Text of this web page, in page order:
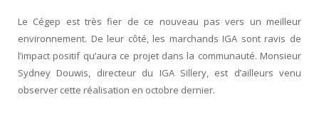
Le Cégep est très fier de ce nouveau pas vers un meilleur
environnement. De leur côté, les marchands IGA sont ravis de
l’impact positif qu’aura ce projet dans la communauté. Monsieur
Sydney Douwis, directeur du IGA Sillery, est d’ailleurs venu
observer cette réalisation en octobre dernier.